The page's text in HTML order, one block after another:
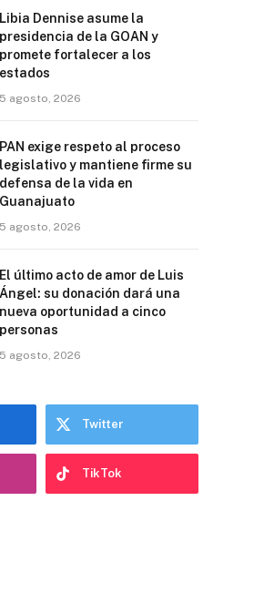
Libia Dennise asume la
presidencia de la GOAN y
promete fortalecer a los
estados
5 agosto, 2026
PAN exige respeto al proceso
legislativo y mantiene firme su
defensa de la vida en
Guanajuato
5 agosto, 2026
El último acto de amor de Luis
Ángel: su donación dará una
nueva oportunidad a cinco
personas
5 agosto, 2026
Twitter
TikTok